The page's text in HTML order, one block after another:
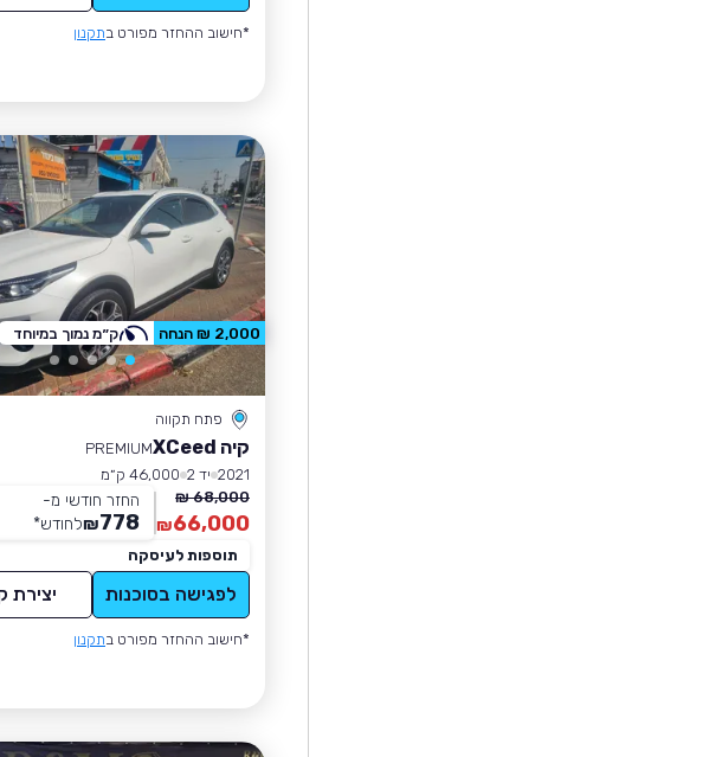
*חישוב ההחזר מפורט בתקנון
פתח תקווה
קיה XCeed
PREMIUM
2021 יד 2
46,000 ק״מ
68,000 ₪
66,000
₪
החזר חודשי מ-
778
₪לחודש*
תוספות לעיסקה
לפגישה בסוכנות יצירת
*חישוב ההחזר מפורט בתקנון
2,000 ₪ הנחה ק״מ נמוך במיוחד